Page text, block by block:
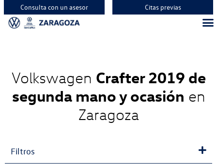
Consulta con un asesor Citas previas
Volkswagen Crafter 2019 de
segunda mano y ocasión en
Zaragoza
Filtros